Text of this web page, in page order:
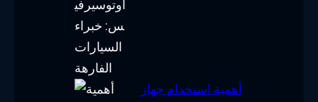
أهمية استخدام جهاز